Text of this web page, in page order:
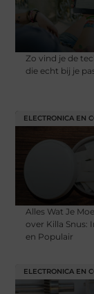
Zo vind je de
die echt bij je
ELECTRONICA EN
Alles Wat Je
over Killa Snus:
en Populair
ELECTRONICA EN